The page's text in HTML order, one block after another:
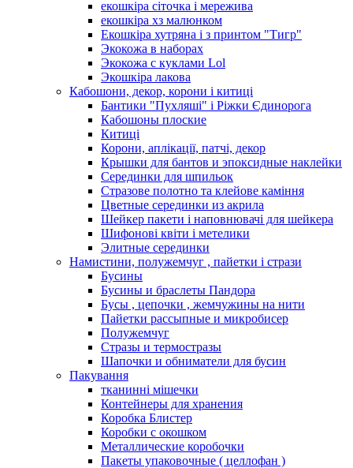
екошкіра сіточка і мережива
екошкіра хз малюнком
Екошкіра хутряна і з принтом "Тигр"
Экокожа в наборах
Экокожа с куклами Lol
Экошкiра лакова
Кабошони, декор, корони і китиці
Бантики "Пухляші" і Ріжки Єдинорога
Кабошоны плоские
Китиці
Корони, аплікації, патчі, декор
Крышки для бантов и эпоксидные наклейки
Серединки для шпильок
Стразове полотно та клейове каміння
Цветные серединки из акрила
Шейкер пакети і наповнювачі для шейкера
Шифонові квіти і метелики
Элитные серединки
Намистини, полужемчуг , пайетки і стрази
Бусины
Бусины и браслеты Пандора
Бусы , цепочки , жемчужины на нити
Пайетки рассыпные и микробисер
Полужемчуг
Стразы и термостразы
Шапочки и обниматели для бусин
Пакування
тканинні мішечки
Контейнеры для хранения
Коробка Блистер
Коробки с окошком
Металлические коробочки
Пакеты упаковочные ( целлофан )